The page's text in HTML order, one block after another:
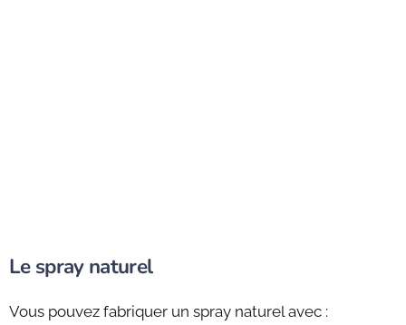
Le spray naturel
Vous pouvez fabriquer un spray naturel avec :